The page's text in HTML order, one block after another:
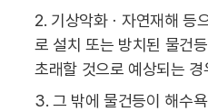
2. 기상악화ㆍ자연재해 등
로 설치 또는 방치된 물건
초래할 것으로 예상되는 경
3. 그 밖에 물건등이 해수